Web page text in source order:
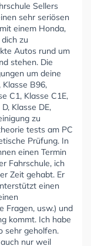
Sellers
sehr seriösen
einem Honda,
zu
Autos rund um
stehen. Die
um deine
Klasse B96,
C1, Klasse C1E,
Klasse DE,
zu
tests am PC
Prüfung. In
einen Termin
Fahrschule, ich
Zeit gehabt. Er
einen
Fragen, usw.) und
kommt. Ich habe
sehr geholfen.
nur weil